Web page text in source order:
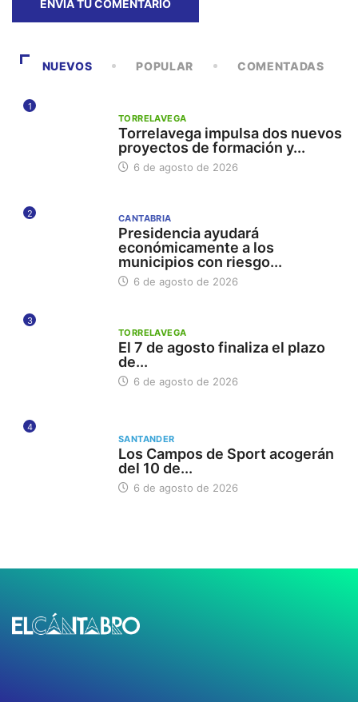
NUEVOS POPULAR COMENTADAS
1
TORRELAVEGA
Torrelavega impulsa dos nuevos
proyectos de formación y...
6 de agosto de 2026
2 CANTABRIA
Presidencia ayudará
económicamente a los
municipios con riesgo...
6 de agosto de 2026
3
TORRELAVEGA
El 7 de agosto finaliza el plazo
de...
6 de agosto de 2026
4
SANTANDER
Los Campos de Sport acogerán
del 10 de...
6 de agosto de 2026